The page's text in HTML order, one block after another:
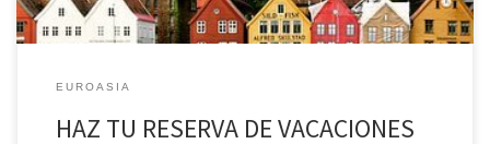
EUROASIA
HAZ TU RESERVA DE VACACIONES